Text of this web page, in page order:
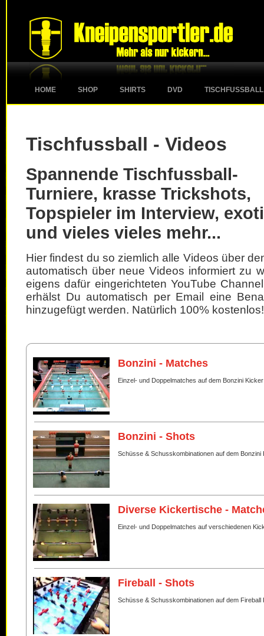
HOME SHOP SHIRTS DVD TISCHFUSSBALL
Tischfussball - Videos
Spannende Tischfussball-
Turniere, krasse Trickshots,
Topspieler im Interview,
und vieles vieles mehr...
Hier findest du so ziemlich alle Videos über
automatisch über neue Videos informiert zu
eigens dafür eingerichteten YouTube
erhälst Du automatisch per Email eine
hinzugefügt werden. Natürlich 100% kostenlos!
Bonzini - Matches
Einzel- und Doppelmatches auf dem Bonzini Kicker
Bonzini - Shots
Schüsse & Schusskombinationen auf dem Bonzini
Diverse Kickertische -
Einzel- und Doppelmatches auf verschiedenen
Fireball - Shots
Schüsse & Schusskombinationen auf dem Fireball